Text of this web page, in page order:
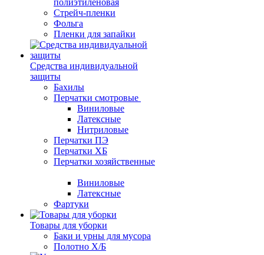
полиэтиленовая
Стрейч-пленки
Фольга
Пленки для запайки
Средства индивидуальной
защиты
Бахилы
Перчатки смотровые
Виниловые
Латексные
Нитриловые
Перчатки ПЭ
Перчатки ХБ
Перчатки хозяйственные
Виниловые
Латексные
Фартуки
Товары для уборки
Баки и урны для мусора
Полотно Х/Б